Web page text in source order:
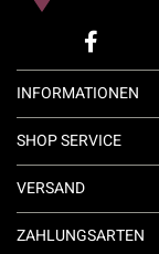
INFORMATIONEN
SHOP SERVICE
VERSAND
ZAHLUNGSARTEN